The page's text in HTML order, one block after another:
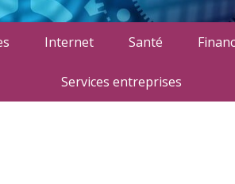
Internet Santé
Services entreprises